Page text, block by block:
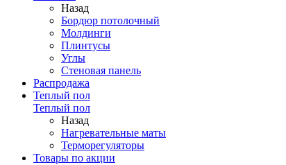
Назад
Бордюр потолочный
Молдинги
Плинтусы
Углы
Стеновая панель
Распродажа
Теплый пол
Теплый пол
Назад
Нагревательные маты
Терморегуляторы
Товары по акции